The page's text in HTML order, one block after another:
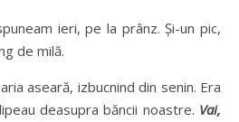
ieri, pe la prânz. Și-un pic,
de milă.
aseară, izbucnind din senin. Era
deasupra băncii noastre. Vai,